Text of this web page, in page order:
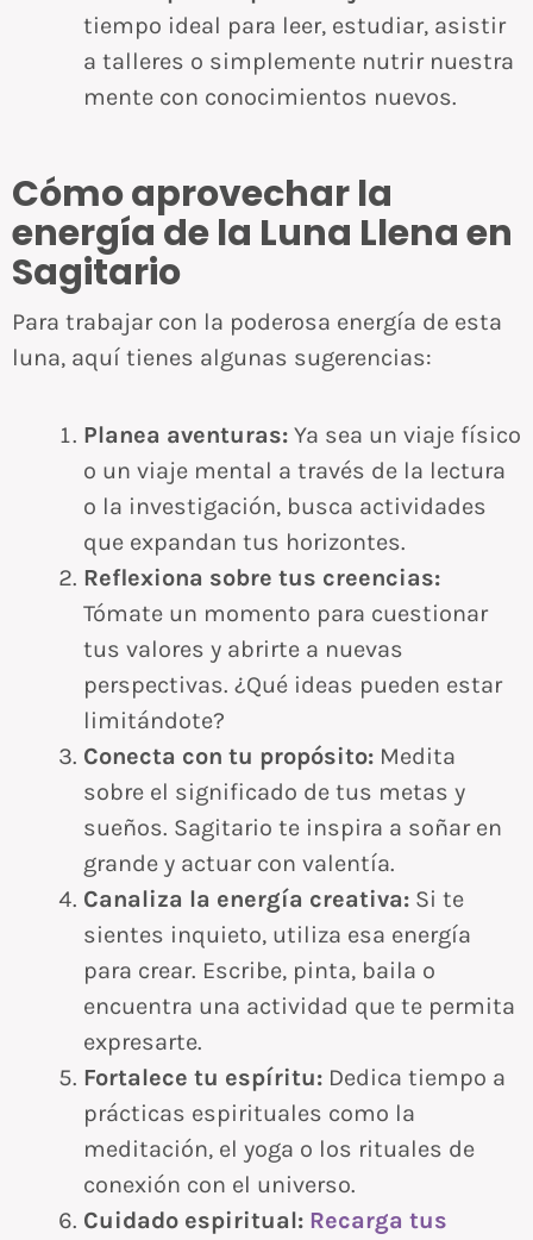
tiempo ideal para leer, estudiar, asistir
a talleres o simplemente nutrir nuestra
mente con conocimientos nuevos.
Cómo aprovechar la
energía de la Luna Llena en
Sagitario
Para trabajar con la poderosa energía de esta
luna, aquí tienes algunas sugerencias:
Planea aventuras: Ya sea un viaje físico
o un viaje mental a través de la lectura
o la investigación, busca actividades
que expandan tus horizontes.
Reflexiona sobre tus creencias:
Tómate un momento para cuestionar
tus valores y abrirte a nuevas
perspectivas. ¿Qué ideas pueden estar
limitándote?
Conecta con tu propósito: Medita
sobre el significado de tus metas y
sueños. Sagitario te inspira a soñar en
grande y actuar con valentía.
Canaliza la energía creativa: Si te
sientes inquieto, utiliza esa energía
para crear. Escribe, pinta, baila o
encuentra una actividad que te permita
expresarte.
Fortalece tu espíritu: Dedica tiempo a
prácticas espirituales como la
meditación, el yoga o los rituales de
conexión con el universo.
Cuidado espiritual: Recarga tus